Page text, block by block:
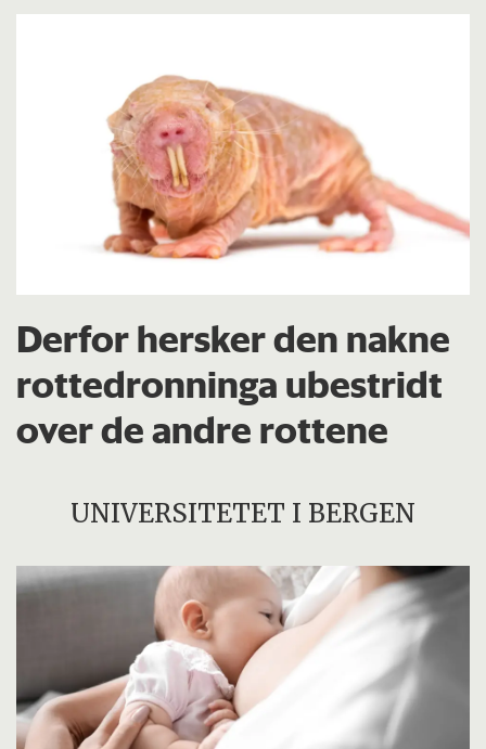
Derfor hersker den nakne
rottedronninga ubestridt
over de andre rottene
UNIVERSITETET I BERGEN